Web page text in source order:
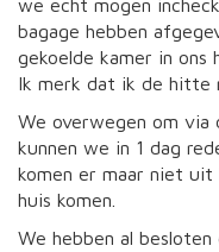
we echt mogen
bagage hebben
gekoelde kamer in
Ik merk dat ik de hitte
We overwegen om via
kunnen we in 1 dag
komen er maar niet
huis komen.
We hebben al